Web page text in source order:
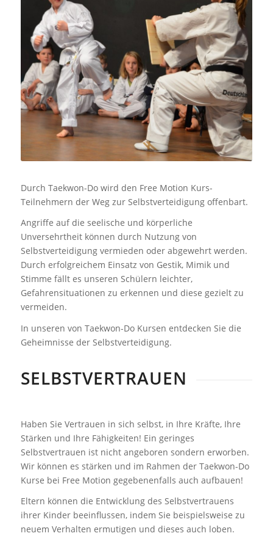
Durch Taekwon-Do wird den Free Motion Kurs-
Teilnehmern der Weg zur Selbstverteidigung offenbart.
Angriffe auf die seelische und körperliche
Unversehrtheit können durch Nutzung von
Selbstverteidigung vermieden oder abgewehrt werden.
Durch erfolgreichem Einsatz von Gestik, Mimik und
Stimme fällt es unseren Schülern leichter,
Gefahrensituationen zu erkennen und diese gezielt zu
vermeiden.
In unseren von Taekwon-Do Kursen entdecken Sie die
Geheimnisse der Selbstverteidigung.
SELBSTVERTRAUEN
Haben Sie Vertrauen in sich selbst, in Ihre Kräfte, Ihre
Stärken und Ihre Fähigkeiten! Ein geringes
Selbstvertrauen ist nicht angeboren sondern erworben.
Wir können es stärken und im Rahmen der Taekwon-Do
Kurse bei Free Motion gegebenenfalls auch aufbauen!
Eltern können die Entwicklung des Selbstvertrauens
ihrer Kinder beeinflussen, indem Sie beispielsweise zu
neuem Verhalten ermutigen und dieses auch loben.